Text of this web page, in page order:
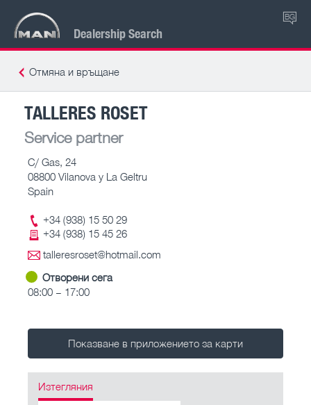
Dealership Search
BG
Отмяна и връщане
TALLERES ROSET
Service partner
C/ Gas, 24
08800 Vilanova y La Geltru
Spain
+34 (938) 15 50 29
+34 (938) 15 45 26
talleresroset@hotmail.com
Отворени сега
08:00 – 17:00
Показване в приложението за карти
Изтегляния